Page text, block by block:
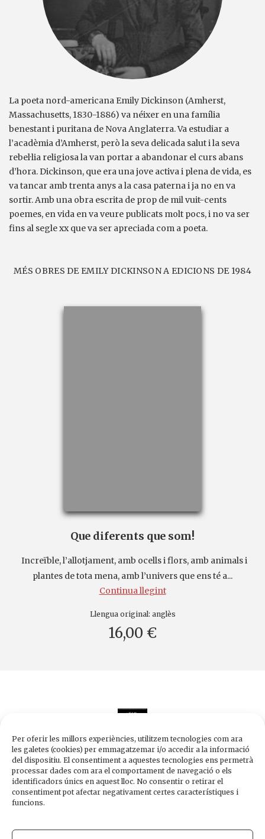
Per oferir les millors experiències, utilitzem tecnologies com ara
les galetes (cookies) per emmagatzemar i/o accedir a la informació
del dispositiu. El consentiment a aquestes tecnologies ens permetrà
processar dades com ara el comportament de navegació o els
identificadors únics en aquest lloc. No consentir o retirar el
consentiment pot afectar negativament certes característiques i
funcions.
La poeta nord-americana Emily Dickinson (Amherst,
Massachusetts, 1830-1886) va néixer en una família
benestant i puritana de Nova Anglaterra. Va estudiar a
l’acadèmia d’Amherst, però la seva delicada salut i la seva
rebel·lia religiosa la van portar a abandonar el curs abans
d’hora. Dickinson, que era una jove activa i plena de vida, es
va tancar amb trenta anys a la casa paterna i ja no en va
sortir. Amb una obra escrita de prop de mil vuit-cents
poemes, en vida en va veure publicats molt pocs, i no va ser
fins al segle xx que va ser apreciada com a poeta.
MÉS OBRES DE EMILY DICKINSON A EDICIONS DE 1984
Que diferents que som!
Increïble, l’allotjament, amb ocells i flors, amb animals i
plantes de tota mena, amb l’univers que ens té a...
Continua llegint
Llengua original: anglès
16,00 €
Edicions de 1984
Carrer Trafalgar, 10, 2n-2a A
Fax 934 854 375